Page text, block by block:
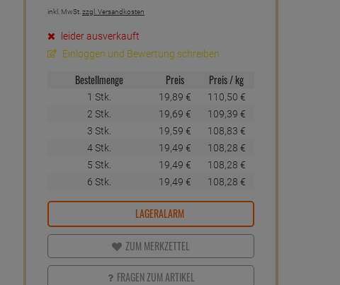
inkl. MwSt. zzgl. Versandkosten
leider ausverkauft
Einloggen und Bewertung schreiben
Bestellmenge Preis Preis / kg
1 Stk. 19,89 € 110,50 €
2 Stk.
19,69 € 109,39 €
3 Stk.
19,59 € 108,83 €
4 Stk.
19,49 € 108,28 €
5 Stk.
19,49 € 108,28 €
6 Stk.
19,49 € 108,28 €
LAGERALARM
ZUM MERKZETTEL
FRAGEN ZUM ARTIKEL